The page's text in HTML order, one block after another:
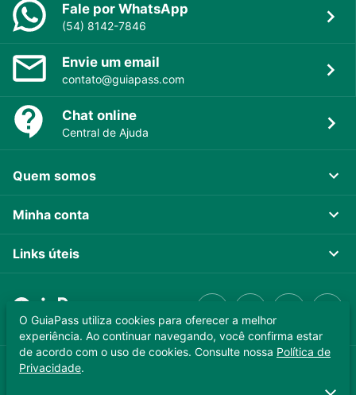
Fale por WhatsApp
(54) 8142-7846
Envie um email
contato@guiapass.com
Chat online
Central de Ajuda
Quem somos
Minha conta
Links úteis
GUIAPASS TECNOLOGIA LTDA. CNPJ 37.989.806/0001-64
O GuiaPass utiliza cookies para oferecer a melhor
experiência. Ao continuar navegando, você confirma estar
de acordo com o uso de cookies. Consulte nossa Política de
Privacidade.